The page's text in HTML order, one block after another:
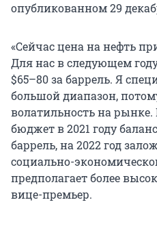
опубликованном 29
«Сейчас цена на нефть
Для нас в следующем
$65–80 за баррель. Я
большой диапазон,
волатильность на
бюджет в 2021 году
баррель, на 2022 год
социально-
предполагает более
вице-премьер.